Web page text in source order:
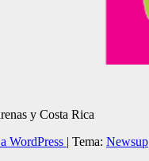
y Costa Rica
WordPress | Tema: Newsup